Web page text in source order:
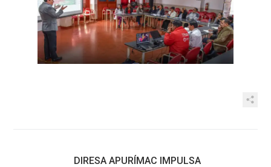
DIRESA APURÍMAC IMPULSA